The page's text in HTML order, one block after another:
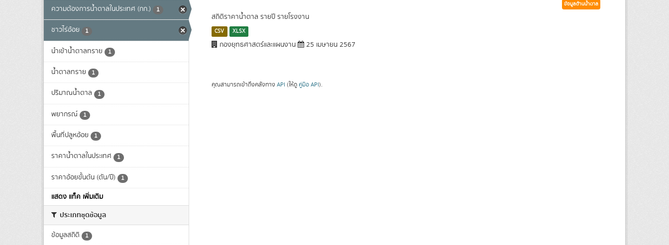
ความต้องการน้ำตาลในประเทศ (กก.) 1
ชาวไร่อ้อย 1
นำเข้าน้ำตาลทราย 1
น้ำตาลทราย 1
ปริมาณน้ำตาล 1
พยากรณ์ 1
พื้นที่ปลูหอ้อย 1
ราคาน้ำตาลในประเทศ 1
ราคาอ้อยขั้นต้น (ตัน/ปี) 1
แสดง แท็ค เพิ่มเติม
ประเภทชุดข้อมูล
ข้อมูลสถิติ 1
ข้อมูลด้านน้ำตาล
สถิติราคาน้ำตาล รายปี รายโรงงาน
CSV XLSX
กองยุทธศาสตร์และแผนงาน 25 เมษายน 2567
คุณสามารถเข้าถึงคลังทาง API (ให้ดู คู่มือ API).